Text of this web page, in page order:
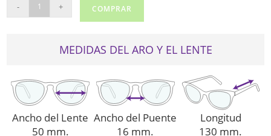
MANHATTAN
- + COMPRAR
MEDIDAS DEL ARO Y EL LENTE
Ancho del Lente
50 mm.
Ancho del Puente
16 mm.
Longitud
130 mm.